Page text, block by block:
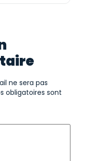
ne sera pas
obligatoires sont